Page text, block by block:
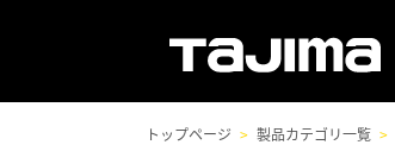
トップページ 製品カテゴリ一覧